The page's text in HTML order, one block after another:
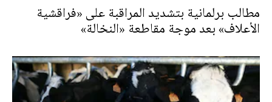
مطالب برلمانية بتشديد المراقبة على «فراقشية
الأعلاف» بعد موجة مقاطعة «النخالة»